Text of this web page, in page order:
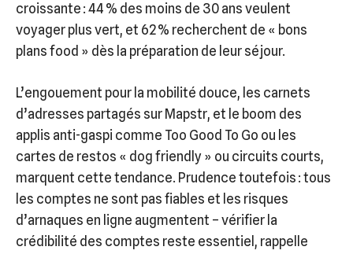
croissante : 44 % des moins de 30 ans veulent
voyager plus vert, et 62 % recherchent de « bons
plans food » dès la préparation de leur séjour.
L’engouement pour la mobilité douce, les carnets
d’adresses partagés sur Mapstr, et le boom des
applis anti-gaspi comme Too Good To Go ou les
cartes de restos « dog friendly » ou circuits courts,
marquent cette tendance. Prudence toutefois : tous
les comptes ne sont pas fiables et les risques
d’arnaques en ligne augmentent – vérifier la
crédibilité des comptes reste essentiel, rappelle